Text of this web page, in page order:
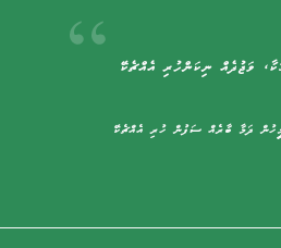
ވަޖުދެއް ނިކަންހުރި އެއްޗެކޭ
ދަމާ ބާރެއް ސަފުން ހުރި އެއްޗެކޭ